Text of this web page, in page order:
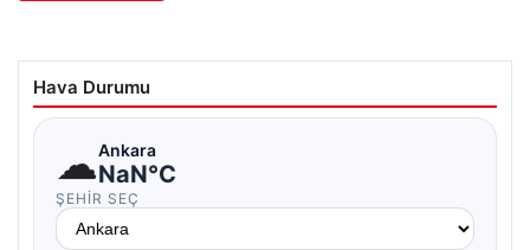
Hava Durumu
☁Ankara
NaN°C
ŞEHIR SEÇ